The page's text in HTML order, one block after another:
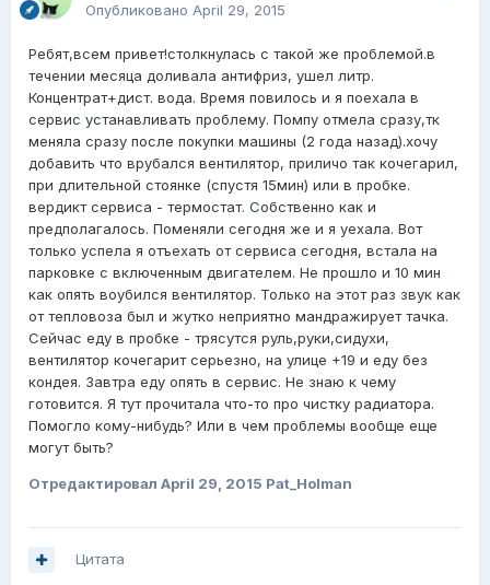
Опубликовано April 29, 2015
Ребят,всем привет!столкнулась с такой же проблемой.в
течении месяца доливала антифриз, ушел литр.
Концентрат+дист. вода. Время повилось и я поехала в
сервис устанавливать проблему. Помпу отмела сразу,тк
меняла сразу после покупки машины (2 года назад).хочу
добавить что врубался вентилятор, приличо так кочегарил,
при длительной стоянке (спустя 15мин) или в пробке.
вердикт сервиса - термостат. Собственно как и
предполагалось. Поменяли сегодня же и я уехала. Вот
только успела я отъехать от сервиса сегодня, встала на
парковке с включенным двигателем. Не прошло и 10 мин
как опять воубился вентилятор. Только на этот раз звук как
от тепловоза был и жутко неприятно мандражирует тачка.
Сейчас еду в пробке - трясутся руль,руки,сидухи,
вентилятор кочегарит серьезно, на улице +19 и еду без
кондея. Завтра еду опять в сервис. Не знаю к чему
готовится. Я тут прочитала что-то про чистку радиатора.
Помогло кому-нибудь? Или в чем проблемы вообще еще
могут быть?
Отредактировал April 29, 2015 Pat_Holman
Цитата